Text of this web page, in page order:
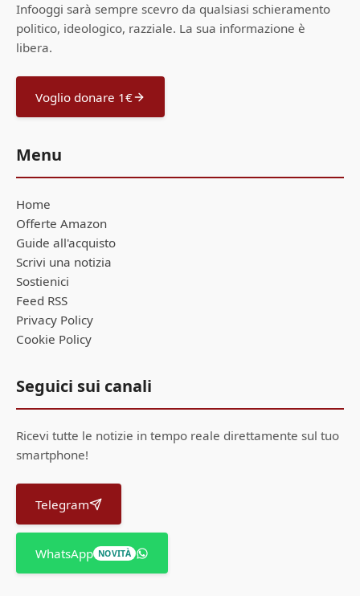
Infooggi sarà sempre scevro da qualsiasi schieramento
politico, ideologico, razziale. La sua informazione è
libera.
Voglio donare 1€
Menu
Home
Offerte Amazon
Guide all'acquisto
Scrivi una notizia
Sostienici
Feed RSS
Privacy Policy
Cookie Policy
Seguici sui canali
Ricevi tutte le notizie in tempo reale direttamente sul tuo
smartphone!
Telegram
WhatsApp NOVITÀ